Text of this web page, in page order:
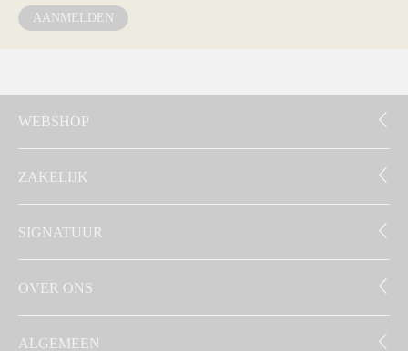
AANMELDEN
WEBSHOP
ZAKELIJK
SIGNATUUR
OVER ONS
ALGEMEEN